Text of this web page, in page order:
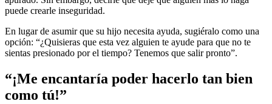
puede crearle inseguridad.
En lugar de asumir que su hijo necesita ayuda, sugiéralo como una
opción: “¿Quisieras que esta vez alguien te ayude para que no te
sientas presionado por el tiempo? Tenemos que salir pronto”.
“¡Me encantaría poder hacerlo tan bien
como tú!”